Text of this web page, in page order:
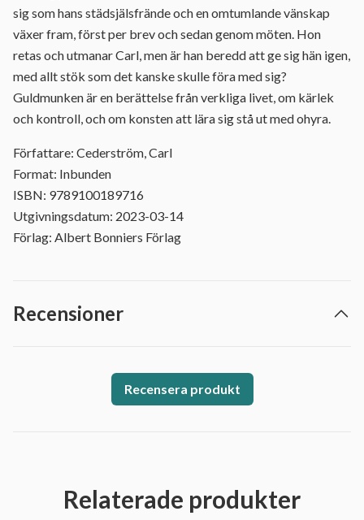
sig som hans städsjälsfrände och en omtumlande vänskap
växer fram, först per brev och sedan genom möten. Hon
retas och utmanar Carl, men är han beredd att ge sig hän igen,
med allt stök som det kanske skulle föra med sig?
Guldmunken är en berättelse från verkliga livet, om kärlek
och kontroll, och om konsten att lära sig stå ut med ohyra.
Författare: Cederström, Carl
Format: Inbunden
ISBN: 9789100189716
Utgivningsdatum: 2023-03-14
Förlag: Albert Bonniers Förlag
Recensioner
Recensera produkt
Relaterade produkter